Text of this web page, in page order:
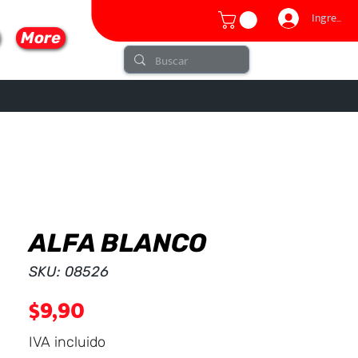
More
Ingresar
ALFA BLANCO
SKU: 08526
$9,90
IVA incluido